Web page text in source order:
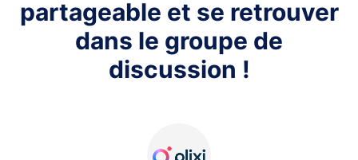
partageable et se retrouver
dans le groupe de
discussion !